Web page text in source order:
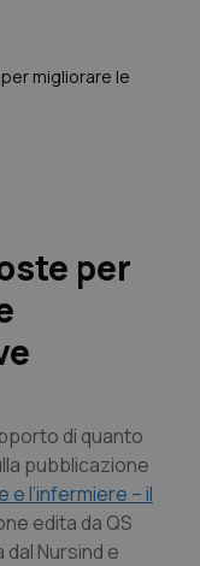
migliorare le
per
di quanto
pubblicazione
e l’infermiere – il
edita da QS
Nursind e